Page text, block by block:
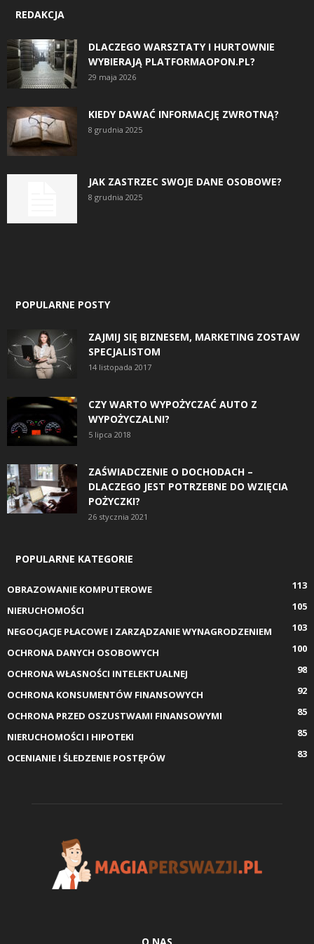
REDAKCJA
DLACZEGO WARSZTATY I HURTOWNIE
WYBIERAJĄ PLATFORMAOPON.PL?
29 maja 2026
KIEDY DAWAĆ INFORMACJĘ ZWROTNĄ?
8 grudnia 2025
JAK ZASTRZEC SWOJE DANE OSOBOWE?
8 grudnia 2025
POPULARNE POSTY
ZAJMIJ SIĘ BIZNESEM, MARKETING ZOSTAW
SPECJALISTOM
14 listopada 2017
CZY WARTO WYPOŻYCZAĆ AUTO Z
WYPOŻYCZALNI?
5 lipca 2018
ZAŚWIADCZENIE O DOCHODACH –
DLACZEGO JEST POTRZEBNE DO WZIĘCIA
POŻYCZKI?
26 stycznia 2021
POPULARNE KATEGORIE
OBRAZOWANIE KOMPUTEROWE
113
NIERUCHOMOŚCI
105
NEGOCJACJE PŁACOWE I ZARZĄDZANIE WYNAGRODZENIEM
103
OCHRONA DANYCH OSOBOWYCH
100
OCHRONA WŁASNOŚCI INTELEKTUALNEJ
98
OCHRONA KONSUMENTÓW FINANSOWYCH
92
OCHRONA PRZED OSZUSTWAMI FINANSOWYMI
85
NIERUCHOMOŚCI I HIPOTEKI
85
OCENIANIE I ŚLEDZENIE POSTĘPÓW
83